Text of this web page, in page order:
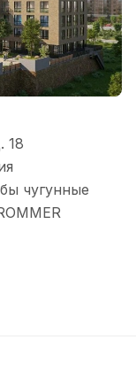
18
чугунные